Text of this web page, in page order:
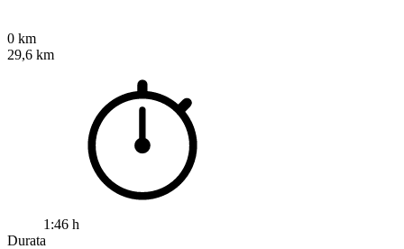
0 km
29,6 km
1:46 h
Durata